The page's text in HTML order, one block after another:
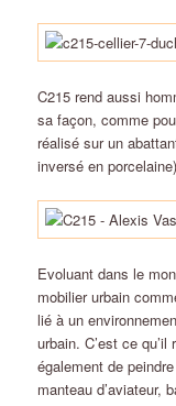
C215 rend aussi
sa façon, comme
réalisé sur un
inversé en
Evoluant dans le
mobilier urbain
lié à un
urbain. C’est ce
également de
manteau d’aviateur,